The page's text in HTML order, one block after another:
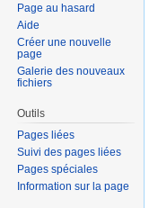
Page au hasard
Aide
Créer une nouvelle
page
Galerie des nouveaux
fichiers
Outils
Pages liées
Suivi des pages liées
Pages spéciales
Information sur la page